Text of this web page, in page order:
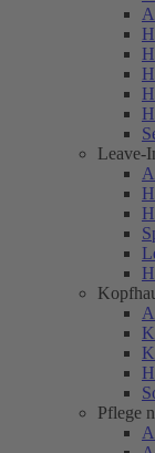
Leave-
Pflege